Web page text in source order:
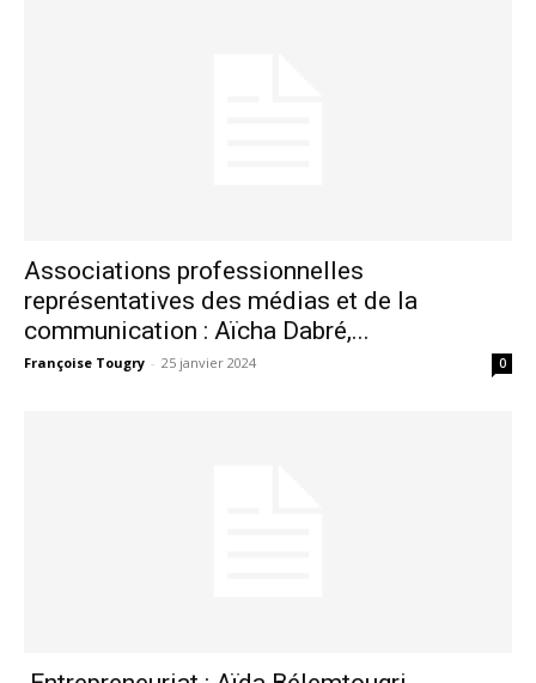
Associations professionnelles
représentatives des médias et de la
communication : Aïcha Dabré,...
Françoise Tougry - 25 janvier 2024 0